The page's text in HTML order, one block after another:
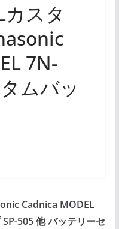
スタ
7N-
ムバッ
Cadnica MODEL
505 他 バッテリーセ